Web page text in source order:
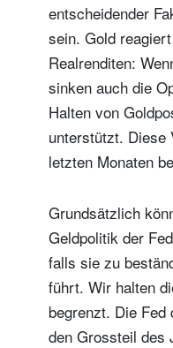
entscheidender
sein. Gold
Realrenditen:
sinken auch die
Halten von
unterstützt. Diese
letzten Monaten
Grundsätzlich
Geldpolitik der
falls sie zu
führt. Wir halten
begrenzt. Die
den Grossteil des